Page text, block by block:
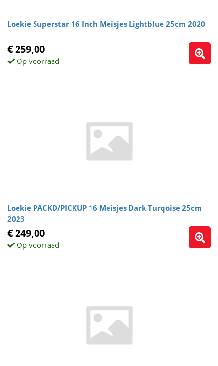
Loekie Superstar 16 Inch Meisjes Lightblue 25cm 2020
€ 259,00
Op voorraad
Loekie PACKD/PICKUP 16 Meisjes Dark Turqoise 25cm
2023
€ 249,00
Op voorraad